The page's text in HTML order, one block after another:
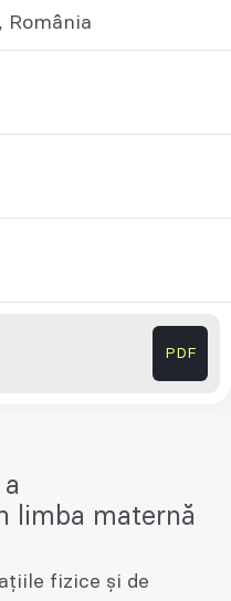
România
PDF
limba maternă
fizice și de